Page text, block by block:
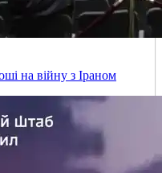
на війну з Іраном